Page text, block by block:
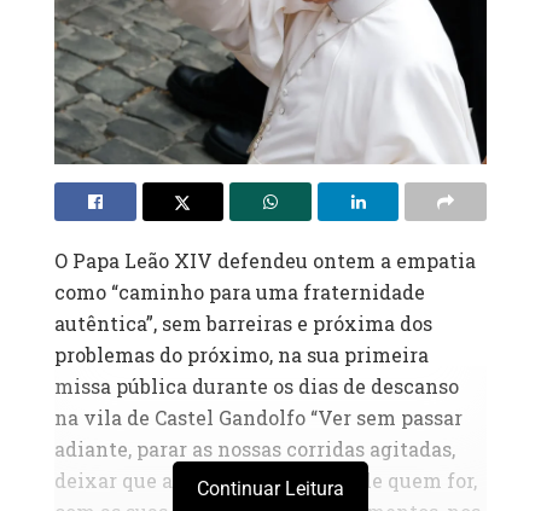
O Papa Leão XIV defendeu ontem a empatia
como “caminho para uma fraternidade
autêntica”, sem barreiras e próxima dos
problemas do próximo, na sua primeira
missa pública durante os dias de descanso
na vila de Castel Gandolfo “Ver sem passar
adiante, parar as nossas corridas agitadas,
deixar que a vida do outro, seja ele quem for,
Continuar Leitura